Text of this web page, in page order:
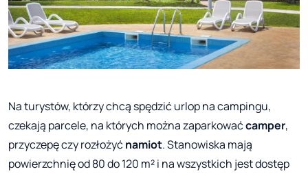
Na turystów, którzy chcą spędzić urlop na campingu,
czekają parcele, na których można zaparkowaćcamper,
przyczepę czy rozłożyćnamiot. Stanowiska mają
powierzchnię od 80 do 120 m² i na wszystkich jest dostęp